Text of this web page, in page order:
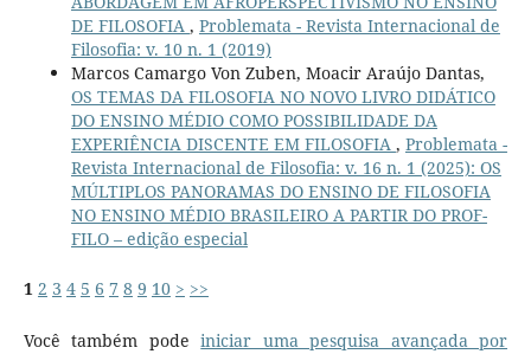
DE FILOSOFIA , Problemata - Revista Internacional de
Filosofia: v. 10 n. 1 (2019)
Marcos Camargo Von Zuben, Moacir Araújo Dantas,
OS TEMAS DA FILOSOFIA NO NOVO LIVRO DIDÁTICO
DO ENSINO MÉDIO COMO POSSIBILIDADE DA
EXPERIÊNCIA DISCENTE EM FILOSOFIA , Problemata -
Revista Internacional de Filosofia: v. 16 n. 1 (2025): OS
MÚLTIPLOS PANORAMAS DO ENSINO DE FILOSOFIA
NO ENSINO MÉDIO BRASILEIRO A PARTIR DO PROF-
FILO – edição especial
1 2 3 4 5 6 7 8 9 10 > >>
Você também podeiniciar uma pesquisa avançada por